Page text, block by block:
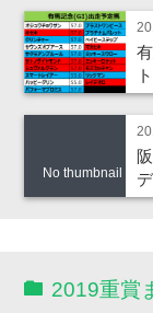
ト
No thumbnail
2019重賞